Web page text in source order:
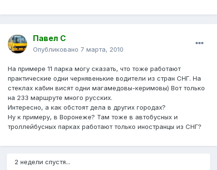
Павел С
Опубликовано 7 марта, 2010
На примере 11 парка могу сказать, что тоже работают
практические одни чернявенькие водители из стран СНГ. На
стеклах кабин висят одни магамедовы-керимовы) Вот только
на 233 маршруте много русских.
Интересно, а как обстоят дела в других городах?
Ну к примеру, в Воронеже? Там тоже в автобусных и
троллейбусных парках работают только иностранцы из СНГ?
2 недели спустя...